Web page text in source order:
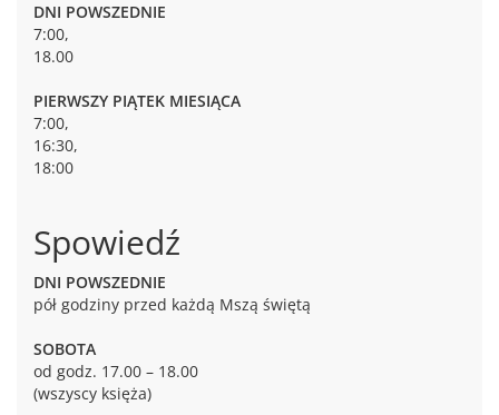
DNI POWSZEDNIE
7:00,
18.00
PIERWSZY PIĄTEK MIESIĄCA
7:00,
16:30,
18:00
Spowiedź
DNI POWSZEDNIE
pół godziny przed każdą Mszą świętą
SOBOTA
od godz. 17.00 – 18.00
(wszyscy księża)